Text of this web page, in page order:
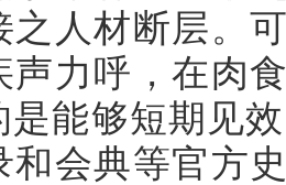
之人材断层。
声力呼，在肉
是能够短期见
和会典等官方